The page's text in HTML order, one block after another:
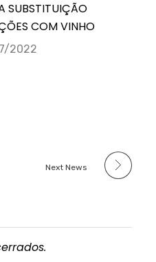
SUBSTITUIÇÃO
COMVINHO
2022
Next News